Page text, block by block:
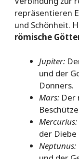
repräsentieren
und Schönheit.
römische
Jupiter:
und der
Donners.
Mars: Der
Mercurius:
der Diebe
Neptunus: